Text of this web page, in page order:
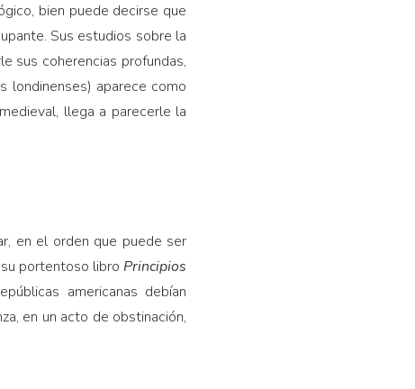
bien puede decirse que
Sus estudios sobre la
sus coherencias profundas,
londinenses) aparece como
llega a parecerle la
en el orden que puede ser
portentoso libro Principios
americanas debían
en un acto de obstinación,